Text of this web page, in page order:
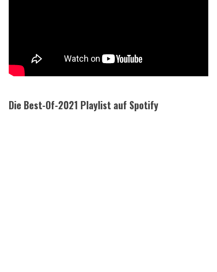
Die Best-Of-2021 Playlist auf Spotify